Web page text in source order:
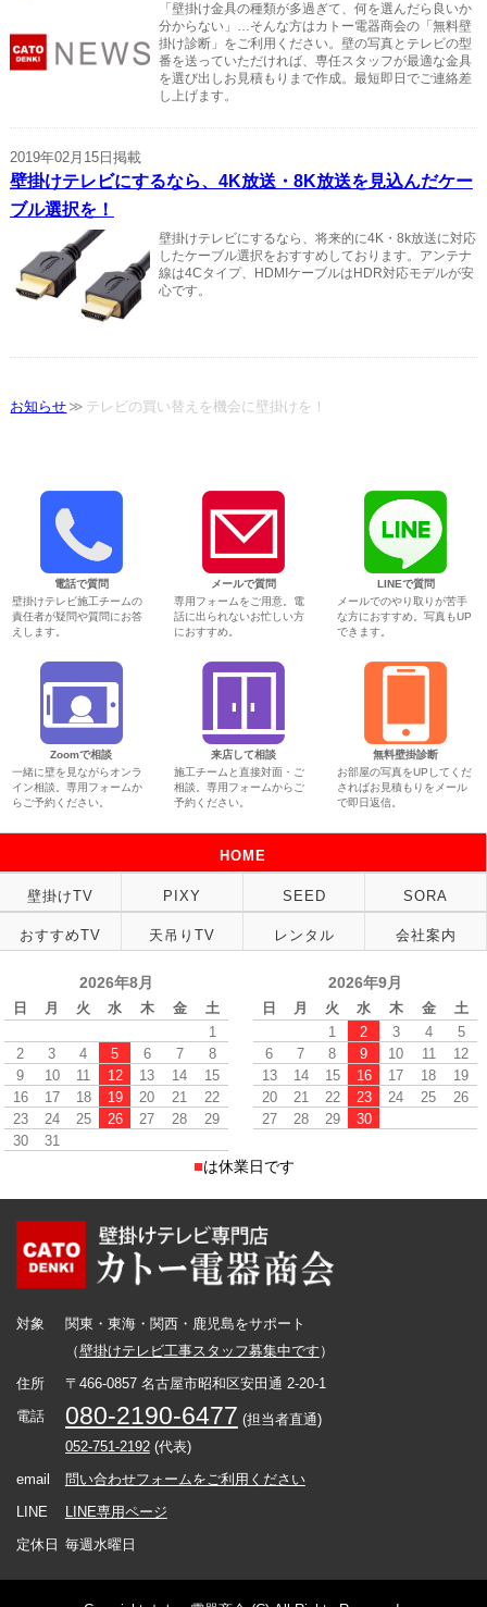
「壁掛け金具の種類が多過ぎて、何を選んだら良いか
分からない」…そんな方はカトー電器商会の「無料壁
掛け診断」をご利用ください。壁の写真とテレビの型
番を送っていただければ、専任スタッフが最適な金具
を選び出しお見積もりまで作成。最短即日でご連絡差
し上げます。
2019年02月15日掲載
壁掛けテレビにするなら、4K放送・8K放送を見込んだケー
ブル選択を！
壁掛けテレビにするなら、将来的に4K・8k放送に対応
したケーブル選択をおすすめしております。アンテナ
線は4Cタイプ、HDMIケーブルはHDR対応モデルが安
心です。
お知らせ テレビの買い替えを機会に壁掛けを！
電話で質問
壁掛けテレビ施工チームの
責任者が疑問や質問にお答
えします。
メールで質問
専用フォームをご用意。電
話に出られないお忙しい方
におすすめ。
LINEで質問
メールでのやり取りが苦手
な方におすすめ。写真もUP
できます。
Zoomで相談
一緒に壁を見ながらオンラ
イン相談。専用フォームか
らご予約ください。
来店して相談
施工チームと直接対面・ご
相談。専用フォームからご
予約ください。
無料壁掛診断
お部屋の写真をUPしてくだ
さればお見積もりをメール
で即日返信。
HOME
壁掛けTV PIXY SEED SORA
おすすめTV 天吊りTV レンタル 会社案内
2026年8月
日 月 火 水 木 金
土
1
2
3 4 5 6 7
8
9
10 11 12 13 14
15
16
17 18 19 20 21
22
23
24 25 26 27 28
29
30
31
2026年9月
日 月 火 水 木 金
土
1
2 3 4
5
6
7 8 9 10 11
12
13
14 15 16 17 18
19
20
21 22 23 24 25
26
27
28 29 30
■は休業日です
対象
関東・東海・関西・鹿児島をサポート
（壁掛けテレビ工事スタッフ募集中です ）
住所
〒466-0857 名古屋市昭和区安田通 2-20-1
電話
080-2190-6477 (担当者直通)
052-751-2192(代表)
email
問い合わせフォームをご利用ください
LINE
LINE専用ページ
定休日 毎週水曜日